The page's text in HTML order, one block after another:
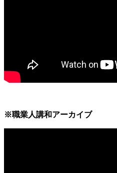
※職業人講和アーカイブ